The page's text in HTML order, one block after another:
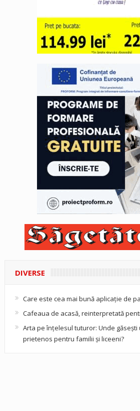
DIVERSE
Care este cea mai bună aplicație de
Cafeaua de acasă, reinterpretată
Arta pe înțelesul tuturor: Unde găsești
prietenos pentru familii și liceeni?